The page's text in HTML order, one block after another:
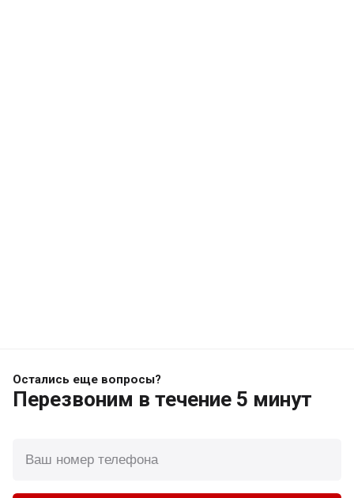
Остались еще вопросы?
Перезвоним в течение 5 минут